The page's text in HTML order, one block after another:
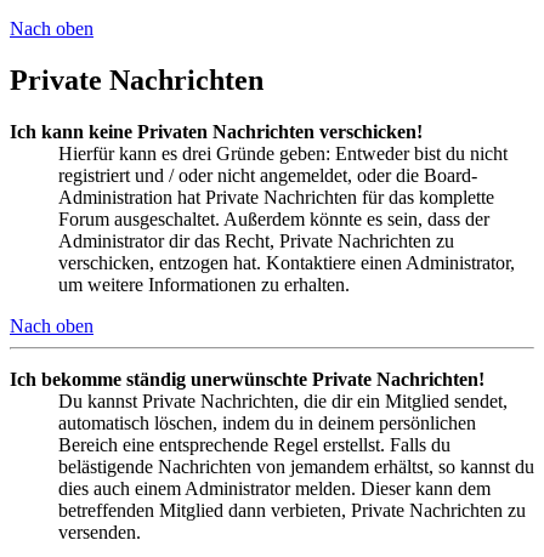
Nach oben
Private Nachrichten
Ich kann keine Privaten Nachrichten verschicken!
Hierfür kann es drei Gründe geben: Entweder bist du nicht
registriert und / oder nicht angemeldet, oder die Board-
Administration hat Private Nachrichten für das komplette
Forum ausgeschaltet. Außerdem könnte es sein, dass der
Administrator dir das Recht, Private Nachrichten zu
verschicken, entzogen hat. Kontaktiere einen Administrator,
um weitere Informationen zu erhalten.
Nach oben
Ich bekomme ständig unerwünschte Private Nachrichten!
Du kannst Private Nachrichten, die dir ein Mitglied sendet,
automatisch löschen, indem du in deinem persönlichen
Bereich eine entsprechende Regel erstellst. Falls du
belästigende Nachrichten von jemandem erhältst, so kannst du
dies auch einem Administrator melden. Dieser kann dem
betreffenden Mitglied dann verbieten, Private Nachrichten zu
versenden.